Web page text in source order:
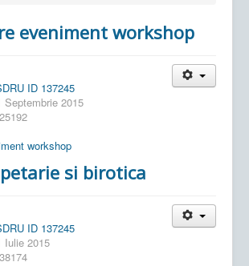
eveniment workshop
ID 137245
Septembrie 2015
workshop
si birotica
ID 137245
Iulie 2015